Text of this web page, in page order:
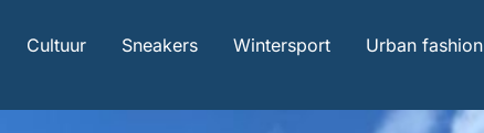
Cultuur Sneakers Wintersport Urban fashion